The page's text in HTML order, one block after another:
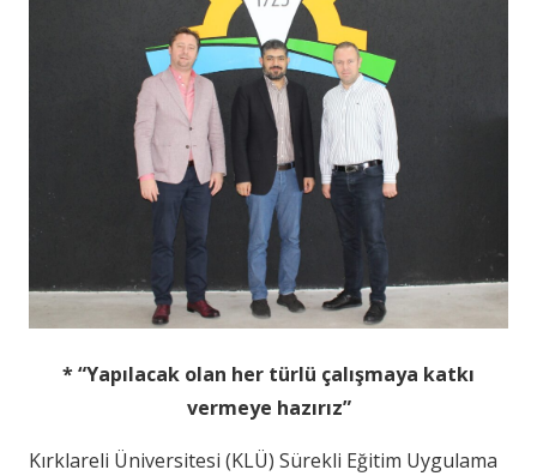
* “Yapılacak olan her türlü çalışmaya katkı
vermeye hazırız”
Kırklareli Üniversitesi (KLÜ) Sürekli Eğitim Uygulama